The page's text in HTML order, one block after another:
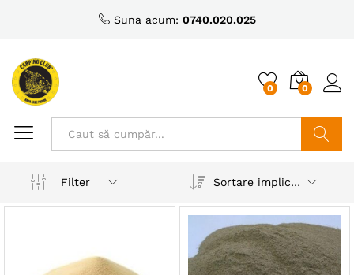
Suna acum: 0740.020.025
0 0
Filter
Sortare implicită